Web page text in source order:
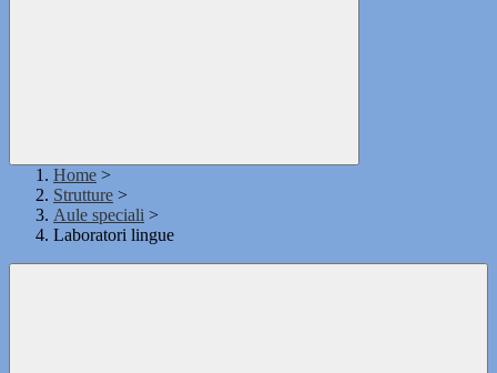
Home >
Strutture >
Aule speciali >
Laboratori lingue